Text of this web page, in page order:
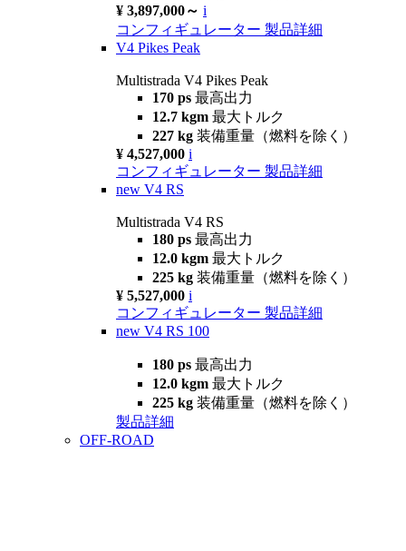
¥ 3,897,000～ i
コンフィギュレーター 製品詳細
V4 Pikes Peak
Multistrada V4 Pikes Peak
170 ps 最高出力
12.7 kgm 最大トルク
227 kg 装備重量（燃料を除く）
¥ 4,527,000 i
コンフィギュレーター 製品詳細
new V4 RS
Multistrada V4 RS
180 ps 最高出力
12.0 kgm 最大トルク
225 kg 装備重量（燃料を除く）
¥ 5,527,000 i
コンフィギュレーター 製品詳細
new V4 RS 100
180 ps 最高出力
12.0 kgm 最大トルク
225 kg 装備重量（燃料を除く）
製品詳細
OFF-ROAD